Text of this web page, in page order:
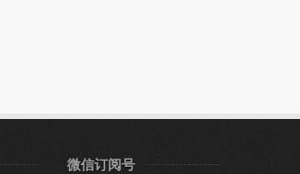
微信订阅号